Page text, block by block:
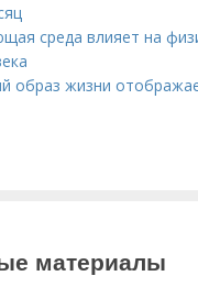
среда влияет на
образ жизни
материалы